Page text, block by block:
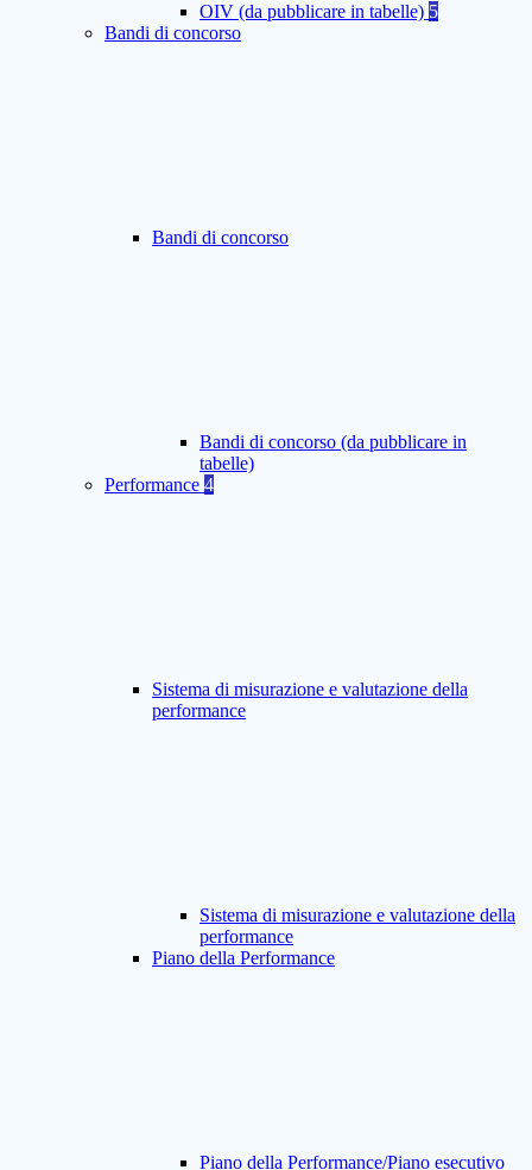
OIV (da pubblicare in tabelle) 5
Bandi di concorso
Bandi di concorso
Bandi di concorso (da pubblicare in
tabelle)
Performance 4
Sistema di misurazione e valutazione della
performance
Sistema di misurazione e valutazione della
performance
Piano della Performance
Piano della Performance/Piano esecutivo